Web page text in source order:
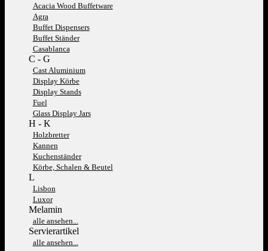
Acacia Wood Buffetware
Agra
Buffet Dispensers
Buffet Ständer
Casablanca
C - G
Cast Aluminium
Display Körbe
Display Stands
Fuel
Glass Display Jars
H - K
Holzbretter
Kannen
Kuchenständer
Körbe, Schalen & Beutel
L
Lisbon
Luxor
Melamin
alle ansehen...
Servierartikel
alle ansehen...